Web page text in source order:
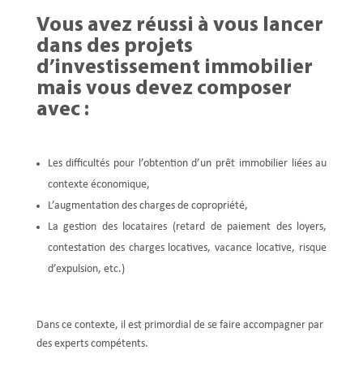
Vous avez réussi à vous lancer
dans des projets
d’investissement immobilier
mais vous devez composer
avec :
Les difficultés pour l’obtention d’un prêt immobilier liées au
contexte économique,
L’augmentation des charges de copropriété,
La gestion des locataires (retard de paiement des loyers,
contestation des charges locatives, vacance locative, risque
d’expulsion, etc.)
Dans ce contexte, il est primordial de se faire accompagner par
des experts compétents.